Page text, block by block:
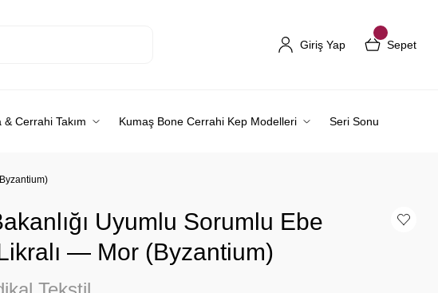
Giriş Yap Sepet
Cerrahi Takım Kumaş Bone Cerrahi Kep Modelleri Seri Sonu
Uyumlu Sorumlu Ebe
— Mor (Byzantium)